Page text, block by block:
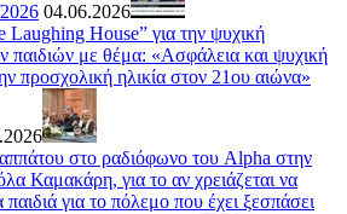
04.06.2026
Laughing House” για την ψυχική
παιδιών με θέμα: «Ασφάλεια και ψυχική
προσχολική ηλικία στον 21ου αιώνα»
στο ραδιόφωνο του Alpha στην
Καμακάρη, για το αν χρειάζεται να
για το πόλεμο που έχει ξεσπάσει